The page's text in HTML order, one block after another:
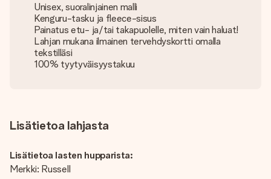
Unisex, suoralinjainen malli
Kenguru-tasku ja fleece-sisus
Painatus etu- ja/tai takapuolelle, miten vain haluat!
Lahjan mukana ilmainen tervehdyskortti omalla
tekstilläsi
100% tyytyväisyystakuu
Lisätietoa lahjasta
Lisätietoa lasten hupparista:
Merkki: Russell